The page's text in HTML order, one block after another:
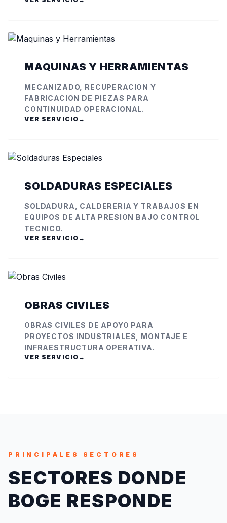
MAQUINAS Y HERRAMIENTAS
MECANIZADO, RECUPERACION Y
FABRICACION DE PIEZAS PARA
CONTINUIDAD OPERACIONAL.
VER SERVICIO →
SOLDADURAS ESPECIALES
SOLDADURA, CALDERERIA Y TRABAJOS EN
EQUIPOS DE ALTA PRESION BAJO CONTROL
TECNICO.
VER SERVICIO →
OBRAS CIVILES
OBRAS CIVILES DE APOYO PARA
PROYECTOS INDUSTRIALES, MONTAJE E
INFRAESTRUCTURA OPERATIVA.
VER SERVICIO →
PRINCIPALES SECTORES
SECTORES DONDE
BOGE RESPONDE